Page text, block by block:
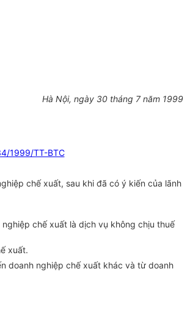
Hà Nội, ngày 30 tháng 7 năm 1999
1999/TT-BTC
chế xuất, sau khi đã có ý kiến của lãnh
chế xuất là dịch vụ không chịu thuế
xuất.
doanh nghiệp chế xuất khác và từ doanh